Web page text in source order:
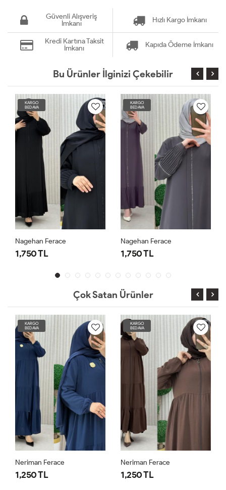
Güvenli Alışveriş
İmkanı
Hızlı Kargo İmkanı
Kredi Kartına Taksit
İmkanı
Kapıda Ödeme İmkanı
Bu Ürünler İlginizi Çekebilir
KARGO
BEDAVA
Nagehan Ferace
1,750 TL
KARGO
BEDAVA
Nagehan Ferace
1,750 TL
Çok Satan Ürünler
KARGO
BEDAVA
Neriman Ferace
1,250 TL
KARGO
BEDAVA
Neriman Ferace
1,250 TL